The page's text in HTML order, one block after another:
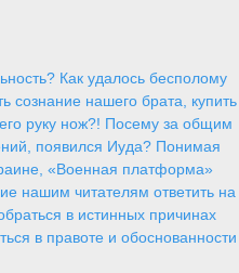
Как удалось бесполому
сознание нашего брата, купить
руку нож?! Посему за общим
появился Иуда? Понимая
«Военная платформа»
нашим читателям ответить на
в истинных причинах
в правоте и обоснованности